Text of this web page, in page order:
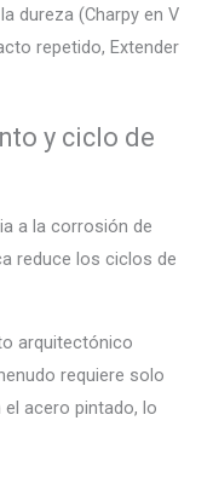
dureza (Charpy en V
repetido, Extender
y ciclo de
a la corrosión de
reduce los ciclos de
arquitectónico
requiere solo
acero pintado, lo